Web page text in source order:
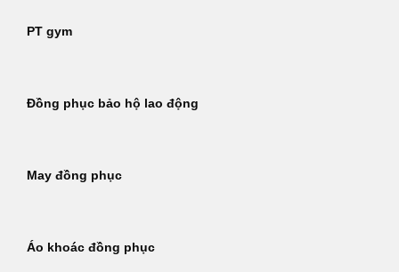
PT gym
Đồng phục bảo hộ lao động
May đồng phục
Áo khoác đồng phục